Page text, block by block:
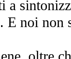
a
E noi